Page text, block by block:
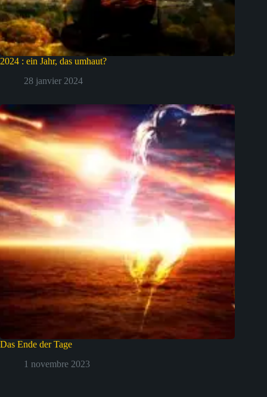
2024 : ein Jahr, das umhaut?
28 janvier 2024
Das Ende der Tage
1 novembre 2023